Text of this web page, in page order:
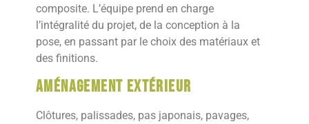
composite. L’équipe prend en charge
l’intégralité du projet, de la conception à la
pose, en passant par le choix des matériaux et
des finitions.
Aménagement extérieur
Clôtures, palissades, pas japonais, pavages,